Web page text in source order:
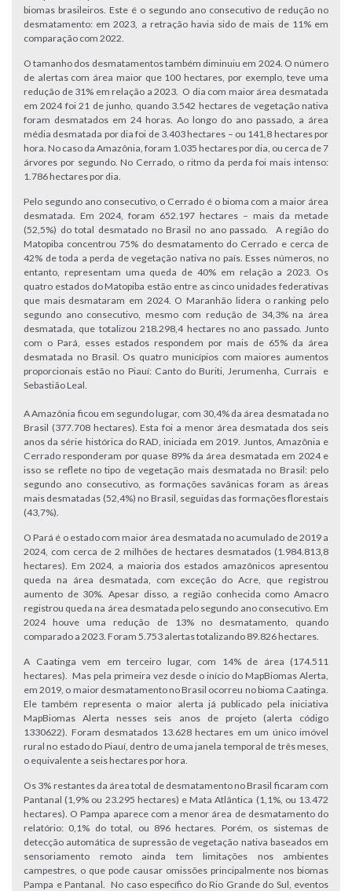
biomas brasileiros. Este é o segundo ano consecutivo de redução no
desmatamento: em 2023, a retração havia sido de mais de 11% em
comparação com 2022.
O tamanho dos desmatamentos também diminuiu em 2024. O número
de alertas com área maior que 100 hectares, por exemplo, teve uma
redução de 31% em relação a 2023. O dia com maior área desmatada
em 2024 foi 21 de junho, quando 3.542 hectares de vegetação nativa
foram desmatados em 24 horas. Ao longo do ano passado, a área
média desmatada por dia foi de 3.403 hectares – ou 141,8 hectares por
hora. No caso da Amazônia, foram 1.035 hectares por dia, ou cerca de 7
árvores por segundo. No Cerrado, o ritmo da perda foi mais intenso:
1.786 hectares por dia.
Pelo segundo ano consecutivo, o Cerrado é o bioma com a maior área
desmatada. Em 2024, foram 652.197 hectares – mais da metade
(52,5%) do total desmatado no Brasil no ano passado. A região do
Matopiba concentrou 75% do desmatamento do Cerrado e cerca de
42% de toda a perda de vegetação nativa no país. Esses números, no
entanto, representam uma queda de 40% em relação a 2023. Os
quatro estados do Matopiba estão entre as cinco unidades federativas
que mais desmataram em 2024. O Maranhão lidera o ranking pelo
segundo ano consecutivo, mesmo com redução de 34,3% na área
desmatada, que totalizou 218.298,4 hectares no ano passado. Junto
com o Pará, esses estados respondem por mais de 65% da área
desmatada no Brasil. Os quatro municípios com maiores aumentos
proporcionais estão no Piauí: Canto do Buriti, Jerumenha, Currais e
Sebastião Leal.
A Amazônia ficou em segundo lugar, com 30,4% da área desmatada no
Brasil (377.708 hectares). Esta foi a menor área desmatada dos seis
anos da série histórica do RAD, iniciada em 2019. Juntos, Amazônia e
Cerrado responderam por quase 89% da área desmatada em 2024 e
isso se reflete no tipo de vegetação mais desmatada no Brasil: pelo
segundo ano consecutivo, as formações savânicas foram as áreas
mais desmatadas (52,4%) no Brasil, seguidas das formações florestais
(43,7%).
O Pará é o estado com maior área desmatada no acumulado de 2019 a
2024, com cerca de 2 milhões de hectares desmatados (1.984.813,8
hectares). Em 2024, a maioria dos estados amazônicos apresentou
queda na área desmatada, com exceção do Acre, que registrou
aumento de 30%. Apesar disso, a região conhecida como Amacro
registrou queda na área desmatada pelo segundo ano consecutivo. Em
2024 houve uma redução de 13% no desmatamento, quando
comparado a 2023. Foram 5.753 alertas totalizando 89.826 hectares.
A Caatinga vem em terceiro lugar, com 14% de área (174.511
hectares). Mas pela primeira vez desde o início do MapBiomas Alerta,
em 2019, o maior desmatamento no Brasil ocorreu no bioma Caatinga.
Ele também representa o maior alerta já publicado pela iniciativa
MapBiomas Alerta nesses seis anos de projeto (alerta código
1330622). Foram desmatados 13.628 hectares em um único imóvel
rural no estado do Piauí, dentro de uma janela temporal de três meses,
o equivalente a seis hectares por hora.
Os 3% restantes da área total de desmatamento no Brasil ficaram com
Pantanal (1,9% ou 23.295 hectares) e Mata Atlântica (1,1%, ou 13.472
hectares). O Pampa aparece com a menor área de desmatamento do
relatório: 0,1% do total, ou 896 hectares. Porém, os sistemas de
detecção automática de supressão de vegetação nativa baseados em
sensoriamento remoto ainda tem limitações nos ambientes
campestres, o que pode causar omissões principalmente nos biomas
Pampa e Pantanal. No caso específico do Rio Grande do Sul, eventos